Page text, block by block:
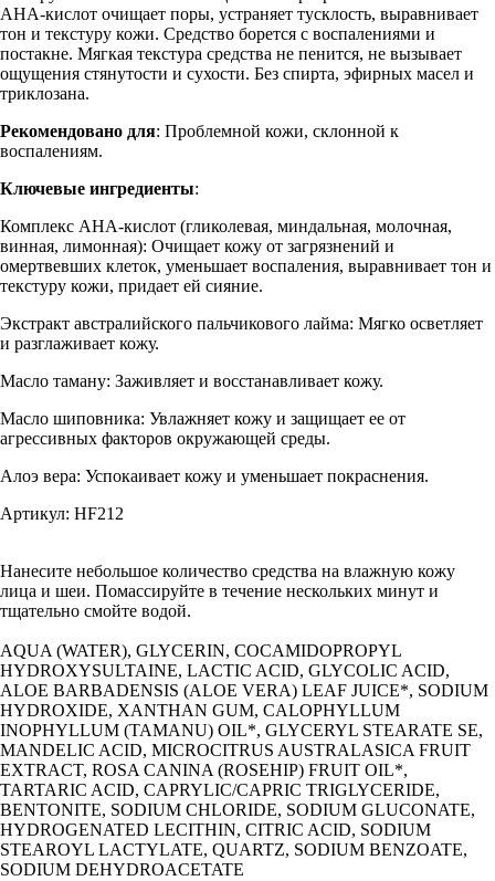
AHA-кислот очищает поры, устраняет тусклость, выравнивает
тон и текстуру кожи. Средство борется с воспалениями и
постакне. Мягкая текстура средства не пенится, не вызывает
ощущения стянутости и сухости. Без спирта, эфирных масел и
триклозана.
Рекомендовано для: Проблемной кожи, склонной к
воспалениям.
Ключевые ингредиенты:
Комплекс AHA-кислот (гликолевая, миндальная, молочная,
винная, лимонная): Очищает кожу от загрязнений и
омертвевших клеток, уменьшает воспаления, выравнивает тон и
текстуру кожи, придает ей сияние.
Экстракт австралийского пальчикового лайма: Мягко осветляет
и разглаживает кожу.
Масло таману: Заживляет и восстанавливает кожу.
Масло шиповника: Увлажняет кожу и защищает ее от
агрессивных факторов окружающей среды.
Алоэ вера: Успокаивает кожу и уменьшает покраснения.
Артикул: HF212
Нанесите небольшое количество средства на влажную кожу
лица и шеи. Помассируйте в течение нескольких минут и
тщательно смойте водой.
AQUA (WATER), GLYCERIN, COCAMIDOPROPYL
HYDROXYSULTAINE, LACTIC ACID, GLYCOLIC ACID,
ALOE BARBADENSIS (ALOE VERA) LEAF JUICE*, SODIUM
HYDROXIDE, XANTHAN GUM, CALOPHYLLUM
INOPHYLLUM (TAMANU) OIL*, GLYCERYL STEARATE SE,
MANDELIC ACID, MICROCITRUS AUSTRALASICA FRUIT
EXTRACT, ROSA CANINA (ROSEHIP) FRUIT OIL*,
TARTARIC ACID, CAPRYLIC/CAPRIC TRIGLYCERIDE,
BENTONITE, SODIUM CHLORIDE, SODIUM GLUCONATE,
HYDROGENATED LECITHIN, CITRIC ACID, SODIUM
STEAROYL LACTYLATE, QUARTZ, SODIUM BENZOATE,
SODIUM DEHYDROACETATE